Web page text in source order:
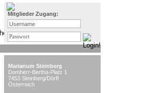
Mitglieder Zugang:
Marianum Steinberg
Domherr-Bertha-Platz 1
7453 Steinberg/Dörfl
Österreich